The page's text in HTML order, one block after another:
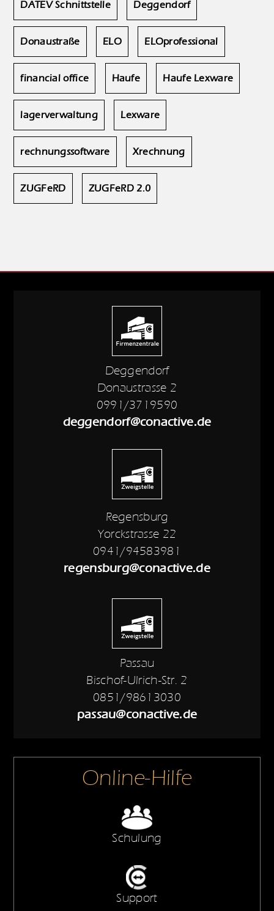
DATEV Schnittstelle Deggendorf
Donaustraße ELO ELOprofessional
financial office Haufe Haufe Lexware
lagerverwaltung Lexware
rechnungssoftware Xrechnung
ZUGFeRD ZUGFeRD 2.0
Deggendorf
Donaustrasse 2
0991/3719590
deggendorf@conactive.de
Regensburg
Yorckstrasse 22
0941/94583981
regensburg@conactive.de
Passau
Bischof-Ulrich-Str. 2
0851/98613030
passau@conactive.de
Online-Hilfe
Schulung
Support